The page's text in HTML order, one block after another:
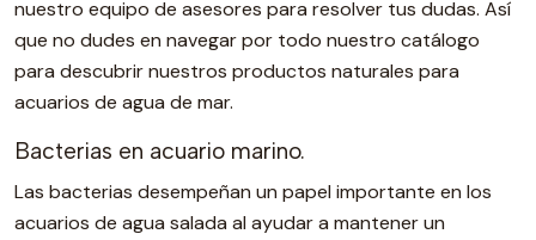
nuestro equipo de asesores para resolver tus dudas. Así
que no dudes en navegar por todo nuestro catálogo
para descubrir nuestros productos naturales para
acuarios de agua de mar.
Bacterias en acuario marino.
Las bacterias desempeñan un papel importante en los
acuarios de agua salada al ayudar a mantener un